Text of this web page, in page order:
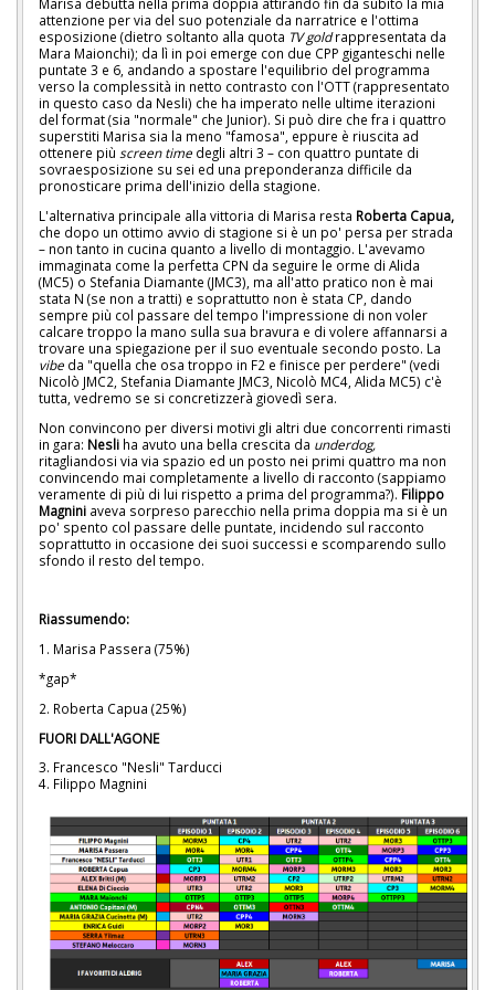
attenzione per via del suo potenziale da narratrice e l'ottima
esposizione (dietro soltanto alla quota TVgoldrappresentata da
Mara Maionchi); da lì in poi emerge con due CPP giganteschi nelle
puntate 3 e 6, andando a spostare l'equilibrio del programma
verso la complessità in netto contrasto con l'OTT (rappresentato
in questo caso da Nesli) che ha imperato nelle ultime iterazioni
del format (sia "normale" che Junior). Si può dire che fra i quattro
superstiti Marisa sia la meno "famosa", eppure è riuscita ad
ottenere più screen time degli altri 3 – con quattro puntate di
sovraesposizione su sei ed una preponderanza difficile da
pronosticare prima dell'inizio della stagione.
L'alternativa principale alla vittoria di Marisa resta Roberta Capua,
che dopo un ottimo avvio di stagione si è un po' persa per strada
– non tanto in cucina quanto a livello di montaggio. L'avevamo
immaginata come la perfetta CPN da seguire le orme di Alida
(MC5) o Stefania Diamante (JMC3), ma all'atto pratico non è mai
stata N (se non a tratti) e soprattutto non è stata CP, dando
sempre più col passare del tempo l'impressione di non voler
calcare troppo la mano sulla sua bravura e di volere affannarsi a
trovare una spiegazione per il suo eventuale secondo posto. La
vibe da "quella che osa troppo in F2 e finisce per perdere" (vedi
Nicolò JMC2, Stefania Diamante JMC3, Nicolò MC4, Alida MC5) c'è
tutta, vedremo se si concretizzerà giovedì sera.
Non convincono per diversi motivi gli altri due concorrenti rimasti
in gara: Nesli ha avuto una bella crescita da underdog,
ritagliandosi via via spazio ed un posto nei primi quattro ma non
convincendo mai completamente a livello di racconto (sappiamo
veramente di più di lui rispetto a prima del programma?). Filippo
Magnini aveva sorpreso parecchio nella prima doppia ma si è un
po' spento col passare delle puntate, incidendo sul racconto
soprattutto in occasione dei suoi successi e scomparendo sullo
sfondo il resto del tempo.
Riassumendo:
1. Marisa Passera (75%)
*gap*
2. Roberta Capua (25%)
FUORI DALL'AGONE
3. Francesco "Nesli" Tarducci
4. Filippo Magnini